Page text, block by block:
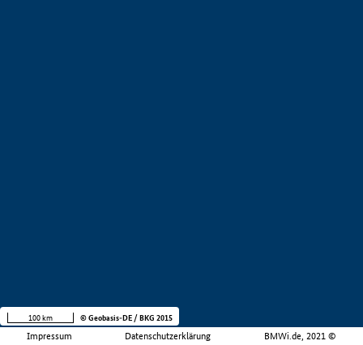
Impressum Datenschutzerklärung BMWi.de, 2021 ©
100 km © Geobasis-DE / BKG 2015